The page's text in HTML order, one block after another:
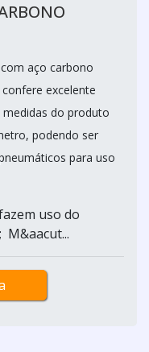
aço carbono
excelente
do produto
podendo ser
para uso
uso do